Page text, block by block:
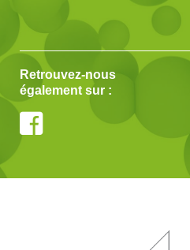
Retrouvez-nous
également sur :